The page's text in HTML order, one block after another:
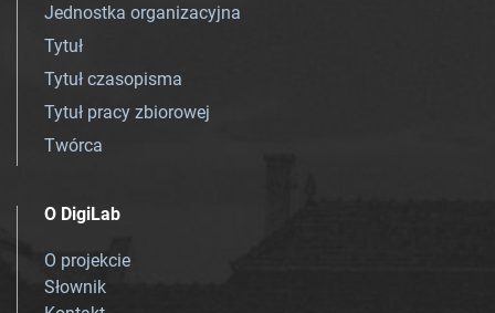
Jednostka organizacyjna
Tytuł
Tytuł czasopisma
Tytuł pracy zbiorowej
Twórca
O DigiLab
O projekcie
Słownik